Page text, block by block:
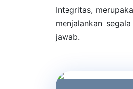
Integritas,
menjalankan
jawab.